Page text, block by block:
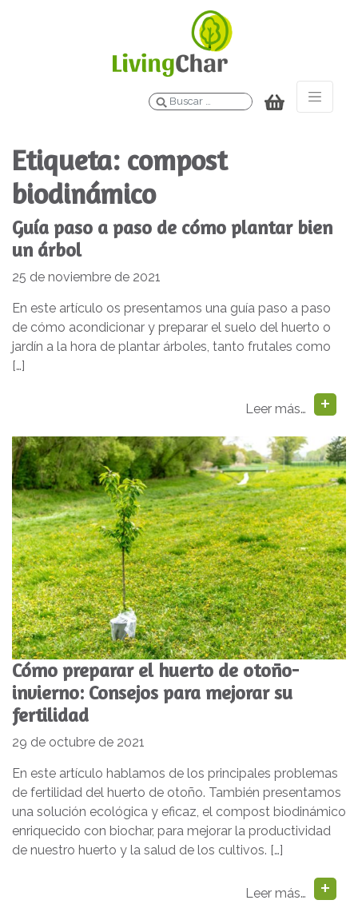
Buscar
Etiqueta: compost
biodinámico
Guía paso a paso de cómo plantar bien
un árbol
25 de noviembre de 2021
En este artículo os presentamos una guía paso a paso
de cómo acondicionar y preparar el suelo del huerto o
jardín a la hora de plantar árboles, tanto frutales como
[…]
Leer más…
Cómo preparar el huerto de otoño-
invierno: Consejos para mejorar su
fertilidad
29 de octubre de 2021
En este artículo hablamos de los principales problemas
de fertilidad del huerto de otoño. También presentamos
una solución ecológica y eficaz, el compost biodinámico
enriquecido con biochar, para mejorar la productividad
de nuestro huerto y la salud de los cultivos. […]
Leer más…